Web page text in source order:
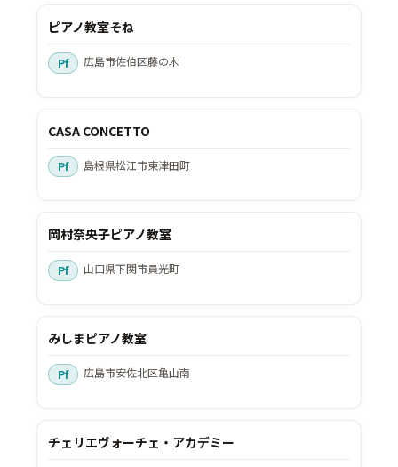
ピアノ教室そね
広島市佐伯区藤の木
CASA CONCETTO
島根県松江市東津田町
岡村奈央子ピアノ教室
山口県下関市員光町
みしまピアノ教室
広島市安佐北区亀山南
チェリエヴォーチェ・アカデミー